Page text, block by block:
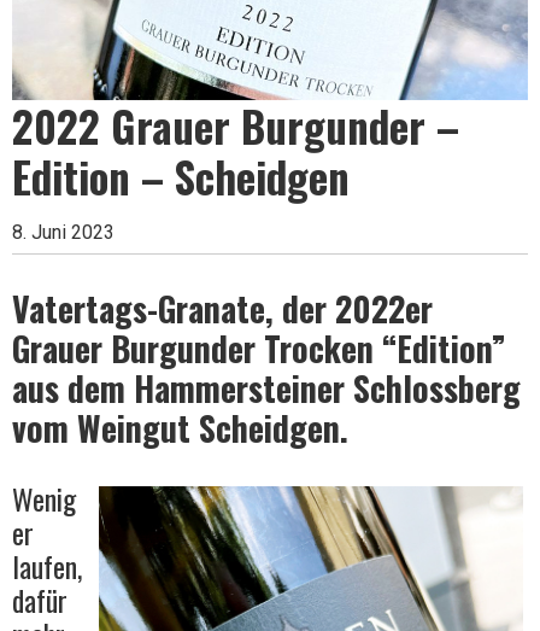
zu
kurz
für
schlechten
Wein
2022 Grauer Burgunder –
Edition – Scheidgen
8. Juni 2023
Vatertags-Granate, der 2022er
Grauer Burgunder Trocken “Edition”
aus dem Hammersteiner Schlossberg
vom Weingut Scheidgen.
Wenig
er
laufen,
dafür